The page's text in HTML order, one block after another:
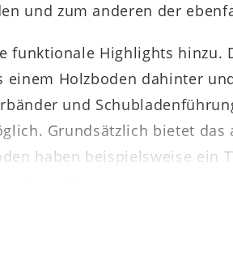
und zum anderen der
funktionale Highlights hinzu.
einem Holzboden dahinter
und
Grundsätzlich bietet
haben beispielsweise ein